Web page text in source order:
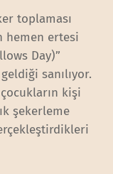
toplaması
hemen ertesi
Day)”
sanılıyor.
kişi
şekerleme